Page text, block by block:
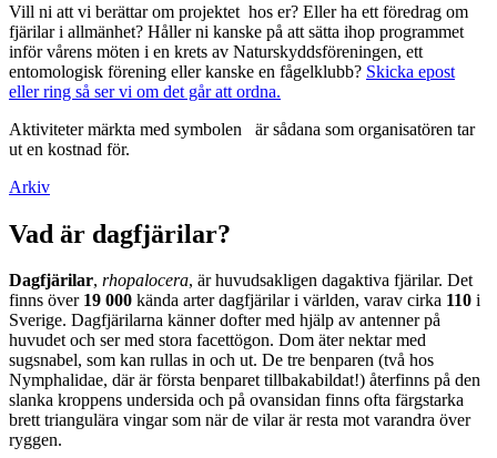
Vill ni att vi berättar om projektet hos er? Eller ha ett föredrag om
fjärilar i allmänhet? Håller ni kanske på att sätta ihop programmet
inför vårens möten i en krets av Naturskyddsföreningen, ett
entomologisk förening eller kanske en fågelklubb? Skicka epost
eller ring så ser vi om det går att ordna.
Aktiviteter märkta med symbolen
är sådana som organisatören tar
ut en kostnad för.
Arkiv
Vad är dagfjärilar?
Dagfjärilar, rhopalocera, är huvudsakligen dagaktiva fjärilar. Det
finns över 19 000 kända arter dagfjärilar i världen, varav cirka 110 i
Sverige. Dagfjärilarna känner dofter med hjälp av antenner på
huvudet och ser med stora facettögon. Dom äter nektar med
sugsnabel, som kan rullas in och ut. De tre benparen (två hos
Nymphalidae, där är första benparet tillbakabildat!) återfinns på den
slanka kroppens undersida och på ovansidan finns ofta färgstarka
brett triangulära vingar som när de vilar är resta mot varandra över
ryggen.